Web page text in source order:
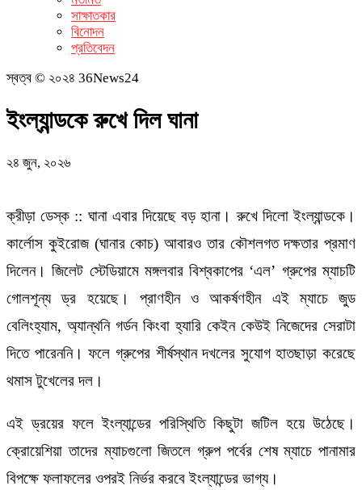
সাক্ষাতকার
বিনোদন
প্রতিবেদন
স্বত্ব © ২০২৪ 36News24
ইংল্যান্ডকে রুখে দিল ঘানা
২৪ জুন, ২০২৬
ক্রীড়া ডেস্ক :: ঘানা এবার দিয়েছে বড় হানা। রুখে দিলো ইংল্যান্ডকে।
কার্লোস কুইরোজ (ঘানার কোচ) আবারও তার কৌশলগত দক্ষতার প্রমাণ
দিলেন। জিলেট স্টেডিয়ামে মঙ্গলবার বিশ্বকাপের ‘এল’ গ্রুপের ম্যাচটি
গোলশূন্য ড্র হয়েছে। প্রাণহীন ও আকর্ষণহীন এই ম্যাচে জুড
বেলিংহ্যাম, অ্যান্থনি গর্ডন কিংবা হ্যারি কেইন কেউই নিজেদের সেরাটা
দিতে পারেননি। ফলে গ্রুপের শীর্ষস্থান দখলের সুযোগ হাতছাড়া করেছে
থমাস টুখেলের দল।
এই ড্রয়ের ফলে ইংল্যান্ডের পরিস্থিতি কিছুটা জটিল হয়ে উঠেছে।
ক্রোয়েশিয়া তাদের ম্যাচগুলো জিতলে গ্রুপ পর্বের শেষ ম্যাচে পানামার
বিপক্ষে ফলাফলের ওপরই নির্ভর করবে ইংল্যান্ডের ভাগ্য।